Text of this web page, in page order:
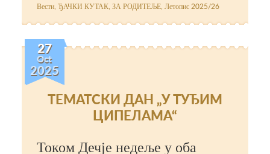
Вести, ЂАЧКИ КУТАК, ЗА РОДИТЕЉЕ, Летопис 2025/26
27
Oct
2025
ТЕМАТСКИ ДАН „У ТУЂИМ
ЦИПЕЛАМА“
Током Дечје недеље у оба